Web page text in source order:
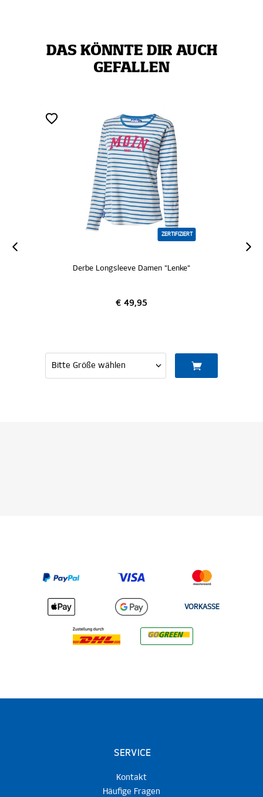
DAS KÖNNTE DIR AUCH
GEFALLEN
T-Shirt Damen "Betje"
VORKASSE
SERVICE
Kontakt
Häufige Fragen